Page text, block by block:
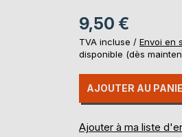
9,50 €
TVA incluse / Envoi en
disponible (dès
AJOUTER AU
Ajouter à ma liste